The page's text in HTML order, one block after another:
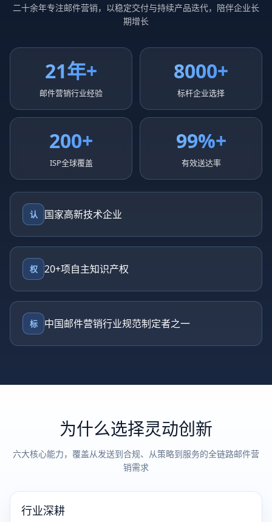
二十余年专注邮件营销，以稳定交付与持续产品迭代，陪伴企业长
期增长
21年+
邮件营销行业经验
8000+
标杆企业选择
200+
ISP全球覆盖
99%+
有效送达率
认 国家高新技术企业
权 20+项自主知识产权
标 中国邮件营销行业规范制定者之一
为什么选择灵动创新
六大核心能力，覆盖从发送到合规、从策略到服务的全链路邮件营
销需求
行业深耕